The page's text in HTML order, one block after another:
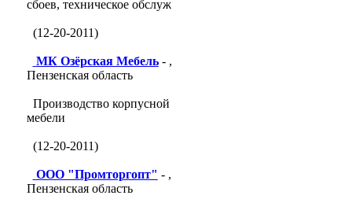
сбоев, техническое обслуж
(12-20-2011)
МК Озёрская Мебель- ,
Пензенская область
Производство корпусной
мебели
(12-20-2011)
ООО "Промторгопт" - ,
Пензенская область